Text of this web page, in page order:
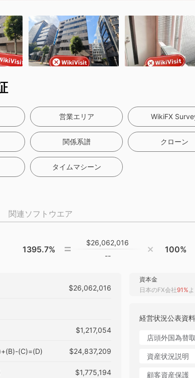
営業エリア WikiFX
関係系譜 クローン
タイムマシーン
関連ソフトウエア
1395.7%
$26,062,016
--
100%
$26,062,016
$1,217,054
(C)=(D) $24,837,209
$1,775,194
資本金
日本のFX会社91%
経営状況公表資料